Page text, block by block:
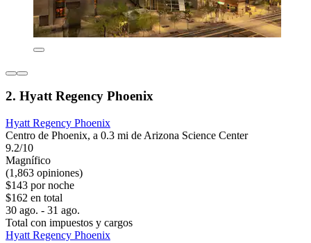
2. Hyatt Regency Phoenix
Hyatt Regency Phoenix
Centro de Phoenix, a 0.3 mi de Arizona Science Center
9.2/10
Magnífico
(1,863 opiniones)
$143 por noche
$162 en total
30 ago. - 31 ago.
Total con impuestos y cargos
Hyatt Regency Phoenix